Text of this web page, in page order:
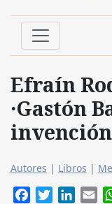
Efraín
·Gastón
Autores | Libros |
FacebookTwitter